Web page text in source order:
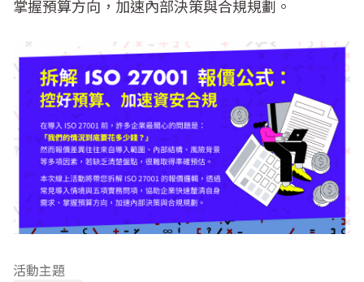
掌握預算方向，加速內部決策與合規規劃。
活動主題